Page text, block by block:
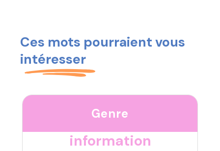
Ces mots pourraient vous
intéresser
Genre
information